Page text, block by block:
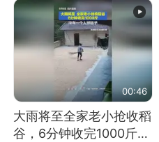
00:46
大雨将至全家老小抢收稻
谷，6分钟收完1000斤，